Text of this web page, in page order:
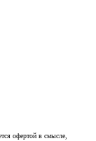
офертой в смысле,